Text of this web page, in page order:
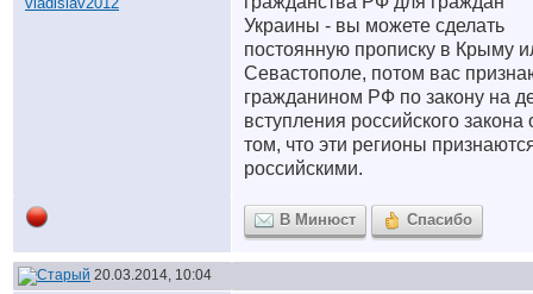
Украины - вы можете сделать
постоянную прописку в Крыму
Севастополе, потом вас
гражданином РФ по закону на
вступления российского закона
том, что эти регионы
российскими.
В Минюст Спасибо
20.03.2014, 10:04